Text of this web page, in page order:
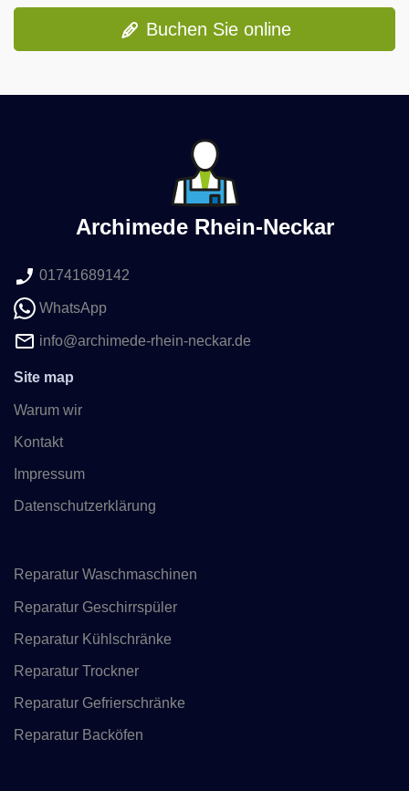
Buchen Sie online
Archimede Rhein-Neckar
01741689142
WhatsApp
info@archimede-rhein-neckar.de
Site map
Warum wir
Kontakt
Impressum
Datenschutzerklärung
Reparatur Waschmaschinen
Reparatur Geschirrspüler
Reparatur Kühlschränke
Reparatur Trockner
Reparatur Gefrierschränke
Reparatur Backöfen